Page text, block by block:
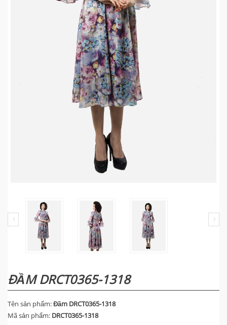
ĐẦM DRCT0365-1318
Tên sản phẩm:Đầm DRCT0365-1318
Mã sản phẩm: DRCT0365-1318